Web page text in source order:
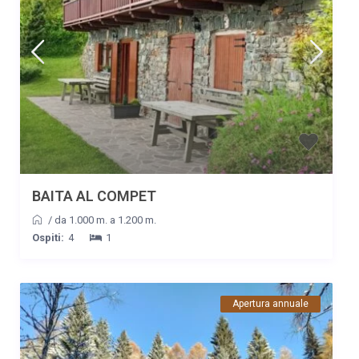
22/08/2021
Giovanni
Vincenzi
Commento
Baita molto accogliente con tutti i servizi. Proprietari
estremamente gentili . Il tempo non è stato clemente con noi,
ma la sistemazione ci ha supportato. Penso di ritornare l'anno
prossimo. Se volete un posto tranquillo, con tutti i servizi a
vostra disposizione ed avere rapporti con un proprietario
estremamente gentile e disponibile, questa baita fa al vostro
perfetto per questa Baita!Si trova in una valle incantata dove si
sentono solo i rumori della natura, uccellini, scrosci di ruscelli e
il rumore degli alberi. La Baita è super accessoriata con ogni
comfort e i proprietari sono molto disponibili e ospitali. È stato
BAITA AL COMPET
/ da 1.000 m. a 1.200 m.
Ospiti: 4 1
Apertura annuale